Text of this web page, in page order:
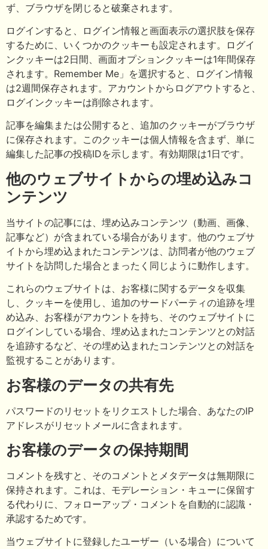
ず、ブラウザを閉じると破棄されます。
ログインすると、ログイン情報と画面表示の選択肢を保存
するために、いくつかのクッキーも設定されます。ログイ
ンクッキーは2日間、画面オプションクッキーは1年間保存
されます。Remember Me」を選択すると、ログイン情報
は2週間保存されます。アカウントからログアウトすると、
ログインクッキーは削除されます。
記事を編集または公開すると、追加のクッキーがブラウザ
に保存されます。このクッキーは個人情報を含まず、単に
編集した記事の投稿IDを示します。有効期限は1日です。
他のウェブサイトからの埋め込みコ
ンテンツ
当サイトの記事には、埋め込みコンテンツ（動画、画像、
記事など）が含まれている場合があります。他のウェブサ
イトから埋め込まれたコンテンツは、訪問者が他のウェブ
サイトを訪問した場合とまったく同じように動作します。
これらのウェブサイトは、お客様に関するデータを収集
し、クッキーを使用し、追加のサードパーティの追跡を埋
め込み、お客様がアカウントを持ち、そのウェブサイトに
ログインしている場合、埋め込まれたコンテンツとの対話
を追跡するなど、その埋め込まれたコンテンツとの対話を
監視することがあります。
お客様のデータの共有先
パスワードのリセットをリクエストした場合、あなたのIP
アドレスがリセットメールに含まれます。
お客様のデータの保持期間
コメントを残すと、そのコメントとメタデータは無期限に
保持されます。これは、モデレーション・キューに保留す
る代わりに、フォローアップ・コメントを自動的に認識・
承認するためです。
当ウェブサイトに登録したユーザー（いる場合）について